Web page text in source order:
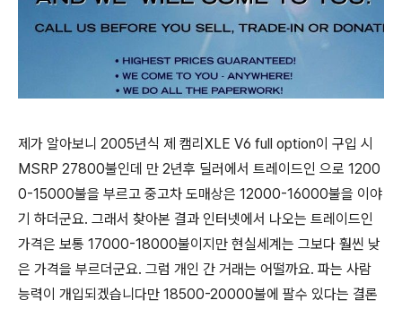
제가 알아보니 2005년식 제 캠리XLE V6 full option이 구입 시
MSRP 27800불인데 만 2년후 딜러에서 트레이드인 으로 1200
0-15000불을 부르고 중고차 도매상은 12000-16000불을 이야
기 하더군요. 그래서 찾아본 결과 인터넷에서 나오는 트레이드인
가격은 보통 17000-18000불이지만 현실세계는 그보다 훨씬 낮
은 가격을 부르더군요. 그럼 개인 간 거래는 어떨까요. 파는 사람
능력이 개입되겠습니다만 18500-20000불에 팔수 있다는 결론